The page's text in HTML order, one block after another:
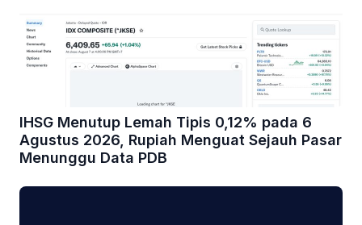
IHSG Menutup Lemah Tipis 0,12% pada 6
Agustus 2026, Rupiah Menguat Sejauh Pasar
Menunggu Data PDB